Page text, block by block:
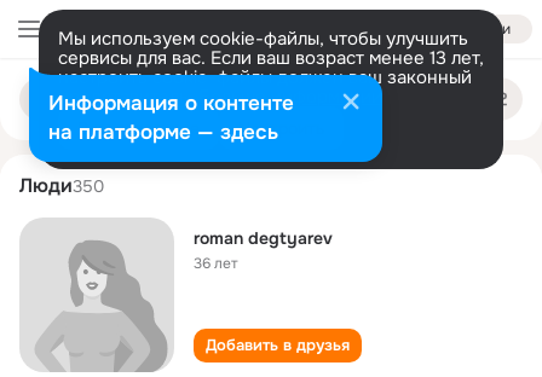
Войти
Мы используем cookie-файлы, чтобы улучшить
сервисы для вас. Если ваш возраст менее 13 лет,
настроить cookie-файлы должен ваш законный
представитель. Больше информации
Разрешить все Настроить
Поиск
людям
roman degtyaryov
Люди350
roman degtyarev
36 лет
Добавить в друзья
Информация о контенте
на платформе — здесь